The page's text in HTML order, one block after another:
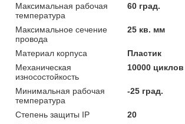
Максимальная рабочая
температура
60 град.
Максимальное сечение
провода
25 кв. мм
Материал корпуса
Пластик
Механическая
износостойкость
10000 циклов
Минимальная рабочая
температура
-25 град.
Степень защиты IP
20